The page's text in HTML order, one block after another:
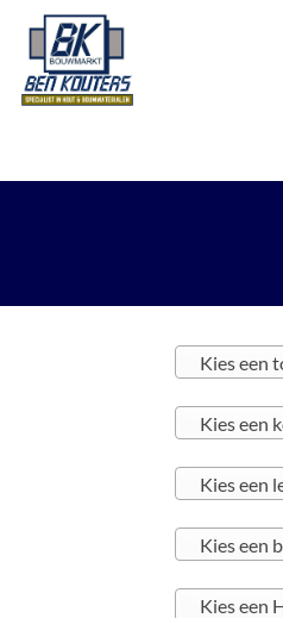
inhoud
Kies een
Kies een
Kies een
Kies een
Kies een